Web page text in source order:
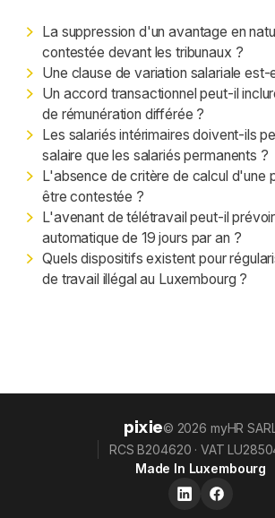
La suppression d'un avantage en
contestée devant les tribunaux ?
Une clause de variation salariale est-
Un accord transactionnel peut-il
de rémunération différée ?
Les salariés intérimaires doivent-ils
salaire que les salariés permanents ?
L'absence de critère de calcul d'une
être contestée ?
L'avenant de télétravail peut-il
automatique de 19 jours par an ?
Quels dispositifs existent pour
de travail illégal au Luxembourg ?
pixie© 2026 myHR SARL
RCS B204620 · VAT
Made In Luxembourg